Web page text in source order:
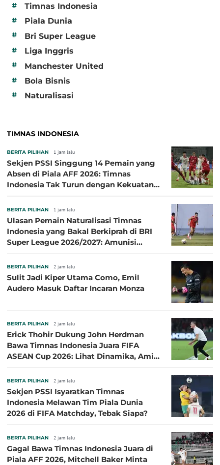
#
Timnas Indonesia
# Piala Dunia
# Bri Super League
# Liga Inggris
# Manchester United
# Bola Bisnis
# Naturalisasi
TIMNAS INDONESIA
BERITA PILIHAN 1 jam lalu
Sekjen PSSI Singgung 14 Pemain yang
Absen di Piala AFF 2026: Timnas
Indonesia Tak Turun dengan Kekuatan
BERITA PILIHAN 1 jam lalu
Ulasan Pemain Naturalisasi Timnas
Indonesia yang Bakal Berkiprah di BRI
Super League 2026/2027: Amunisi
BERITA PILIHAN 2 jam lalu
Sulit Jadi Kiper Utama Como, Emil
Audero Masuk Daftar Incaran Monza
BERITA PILIHAN 2 jam lalu
Erick Thohir Dukung John Herdman
Bawa Timnas Indonesia Juara FIFA
ASEAN Cup 2026: Lihat Dinamika, Amit-
BERITA PILIHAN 2 jam lalu
Sekjen PSSI Isyaratkan Timnas
Indonesia Melawan Tim Piala Dunia
2026 di FIFA Matchday, Tebak Siapa?
BERITA PILIHAN 2 jam lalu
Gagal Bawa Timnas Indonesia Juara di
Piala AFF 2026, Mitchell Baker Minta